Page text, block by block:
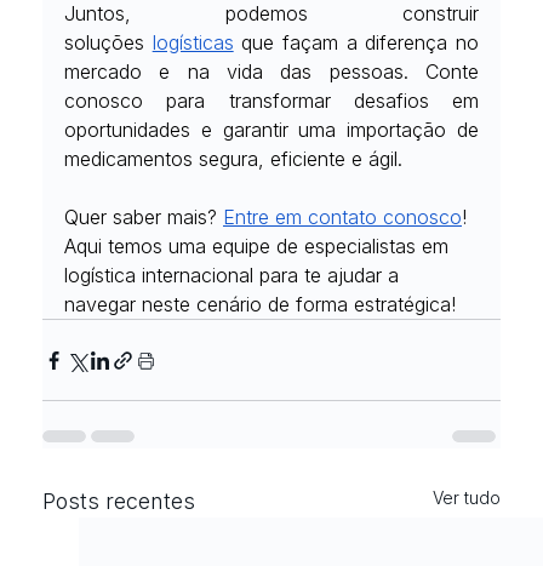
Juntos, podemos construir
soluções logísticas que façam a diferença no
mercado e na vida das pessoas. Conte
conosco para transformar desafios em
oportunidades e garantir uma importação de
medicamentos segura, eficiente e ágil.
Quer saber mais? Entre em contato conosco!
Aqui temos uma equipe de especialistas em
logística internacional para te ajudar a
navegar neste cenário de forma estratégica!
Posts recentes Ver tudo